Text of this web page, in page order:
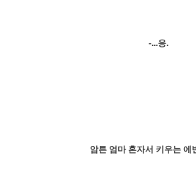
-...응.
암튼 엄마 혼자서 키우는 에